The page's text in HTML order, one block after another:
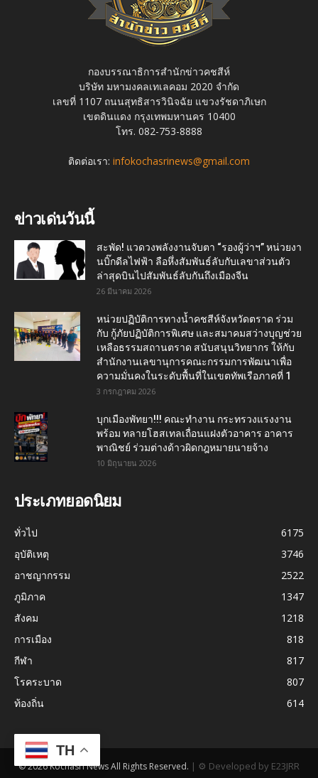
กองบรรณาธิการสำนักข่าวคชสีห์
บริษัท มหามงคลเทเลคอม 2020 จำกัด
เลขที่ 1107 ถนนสุทธิสารวินิจฉัย แขวงรัชดาภิเษก
เขตดินแดง กรุงเทพมหานคร 10400
โทร. 082-753-8888
ติดต่อเรา: infokochasrinews@gmail.com
ข่าวเด่นวันนี้
สะพัด! แวดวงพลังงานจับตา “รองผู้ว่าฯ” หน่วยงา
นบิ๊กดีลไฟฟ้า ลือหึ่งสัมพันธ์ลับกับเลขาส่วนตัว
ล่าสุดบินไปสัมพันธ์ลับกันถึงเมืองจีน
26 มีนาคม 2026
หน่วยปฏิบัติการทางน้ำคชสีห์จังหวัดตราด ร่วม
กับ กู้ภัยปฏิบัติการพิเศษ และสมาคมสว่างบุญช่วย
เหลือธรรมสถานตราด สนับสนุนวิทยากร ให้กับ
สำนักงานเลขานุการคณะกรรมการพัฒนาเพื่อ
ความมั่นคงในระดับพื้นที่ในเขตทัพเรือภาคที่ 1
3 กรกฎาคม 2026
บุกเมืองพัทยา!!! คณะทำงาน กระทรวงแรงงาน
พร้อม ทลายโฮสเทลเถื่อนแฝงตัวอาคาร อาคาร
พาณิชย์ ร่วมต่างด้าวผิดกฎหมายนายจ้าง
10 มิถุนายน 2026
ประเภทยอดนิยม
ทั่วไป
6175
อุบัติเหตุ
3746
อาชญากรรม
2522
ภูมิภาค
1347
สังคม
1218
การเมือง
818
กีฬา
817
โรคระบาด
807
ท้องถิ่น
614
© 2026 Kochasri News All Rights Reserved. | ⚙ Developed by E23JRR
TH